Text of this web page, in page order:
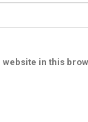
website in this